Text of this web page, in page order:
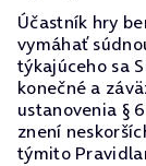
Účastník hry
vymáhať
týkajúceho sa
konečné a
ustanovenia §
znení
týmito